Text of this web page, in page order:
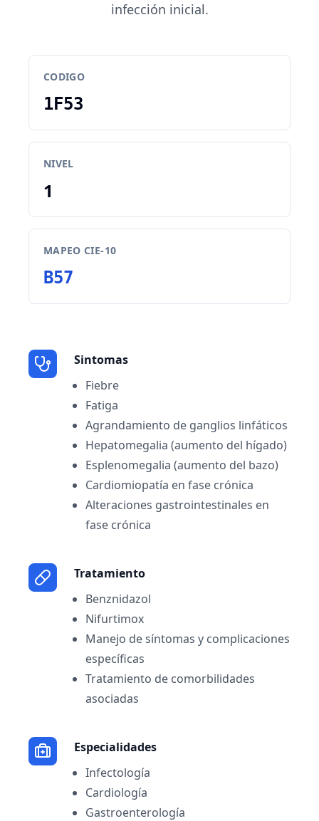
infección inicial.
CODIGO
1F53
NIVEL
1
MAPEO CIE-10
B57
Sintomas
Fiebre
Fatiga
Agrandamiento de ganglios linfáticos
Hepatomegalia (aumento del hígado)
Esplenomegalia (aumento del bazo)
Cardiomiopatía en fase crónica
Alteraciones gastrointestinales en
fase crónica
Tratamiento
Benznidazol
Nifurtimox
Manejo de síntomas y complicaciones
específicas
Tratamiento de comorbilidades
asociadas
Especialidades
Infectología
Cardiología
Gastroenterología